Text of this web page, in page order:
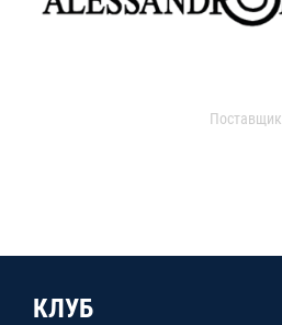
Поставщик
КЛУБ